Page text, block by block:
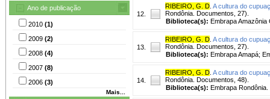
Ano de publicação
2010 (1)
2009 (2)
2008 (4)
2007 (8)
2006 (3)
Mais...
12.
RIBEIRO, G. D A cultura do
Rondônia. Documentos, 27).
Biblioteca(s): Embrapa Amazônia
13.
RIBEIRO, G. D A cultura do
Rondônia. Documentos, 27).
Biblioteca(s): Embrapa Amapá;
14.
RIBEIRO, G. D A cultura do
Rondônia. Documentos, 48).
Biblioteca(s): Embrapa Rondônia.